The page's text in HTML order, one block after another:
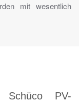
mit wesentlich
PV-